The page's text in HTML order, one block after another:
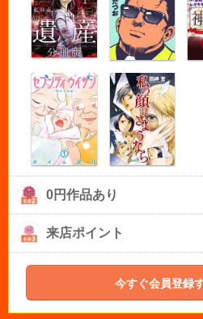
0円作品あり
来店ポイント
今すぐ会員登録